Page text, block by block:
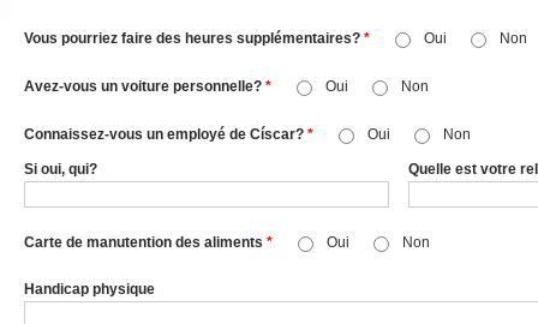
Avez-vous un voiture personnelle? * Oui Non
Vous pourriez faire des heures supplémentaires? * Oui Non
Connaissez-vous un employé de Císcar? * Oui Non
Handicap physique
Si oui, qui? Quelle est votre
Carte de manutention des aliments * Oui Non